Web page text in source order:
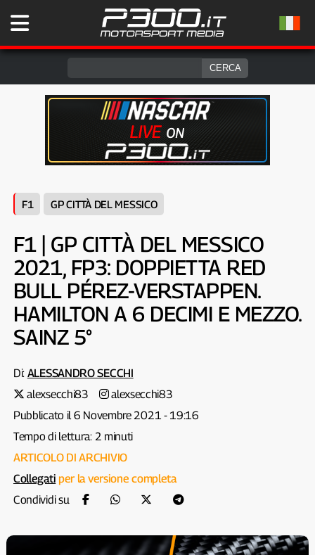
F1 GP CITTÀ DEL MESSICO
F1 | GP CITTÀ DEL MESSICO
2021, FP3: DOPPIETTA RED
BULL PÉREZ-VERSTAPPEN.
HAMILTON A 6 DECIMI E MEZZO.
SAINZ 5°
Di: ALESSANDRO SECCHI
alexsecchi83
alexsecchi83
Pubblicato il 6 Novembre 2021 - 19:16
Tempo di lettura: 2 minuti
ARTICOLO DI ARCHIVIO
Collegati per la versione completa
Condividi su